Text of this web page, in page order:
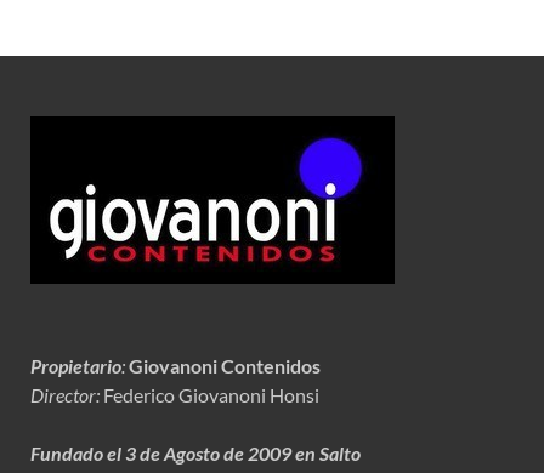
Propietario:Giovanoni Contenidos
Director: Federico Giovanoni Honsi
Fundado el 3 de Agosto de 2009 en Salto